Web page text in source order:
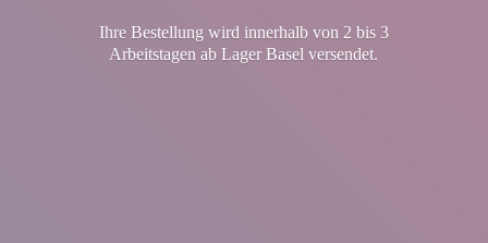
Ihre Bestellung wird innerhalb von 2 bis 3
Arbeitstagen ab LagerBasel versendet.